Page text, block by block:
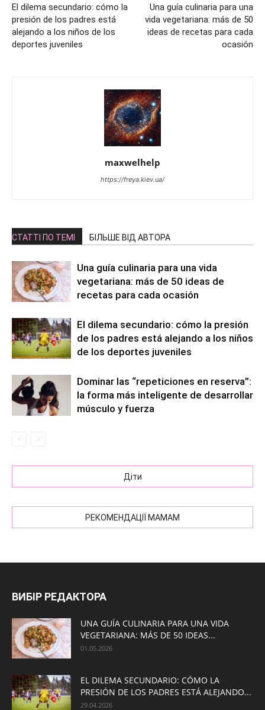
El dilema secundario: cómo la
presión de los padres está
alejando a los niños de los
deportes juveniles
Una guía culinaria para una
vida vegetariana: más de 50
ideas de recetas para cada
ocasión
maxwelhelp
https://freya.kiev.ua/
СТАТТІ ПО ТЕМІ БІЛЬШЕ ВІД АВТОРА
Una guía culinaria para una vida
vegetariana: más de 50 ideas de
recetas para cada ocasión
El dilema secundario: cómo la presión
de los padres está alejando a los niños
de los deportes juveniles
Dominar las “repeticiones en reserva”:
la forma más inteligente de desarrollar
músculo y fuerza
Діти
РЕКОМЕНДАЦІЇ МАМАМ
ВИБІР РЕДАКТОРА
UNA GUÍA CULINARIA PARA UNA VIDA
VEGETARIANA: MÁS DE 50 IDEAS...
01.05.2026
EL DILEMA SECUNDARIO: CÓMO LA
PRESIÓN DE LOS PADRES ESTÁ ALEJANDO...
29.04.2026